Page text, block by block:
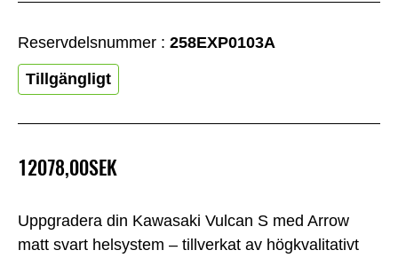
Uppgradera din Kawasaki Vulcan S med Arrow
matt svart helsystem – tillverkat av högkvalitativt
12078,00SEK
Reservdelsnummer : 258EXP0103A
Tillgängligt